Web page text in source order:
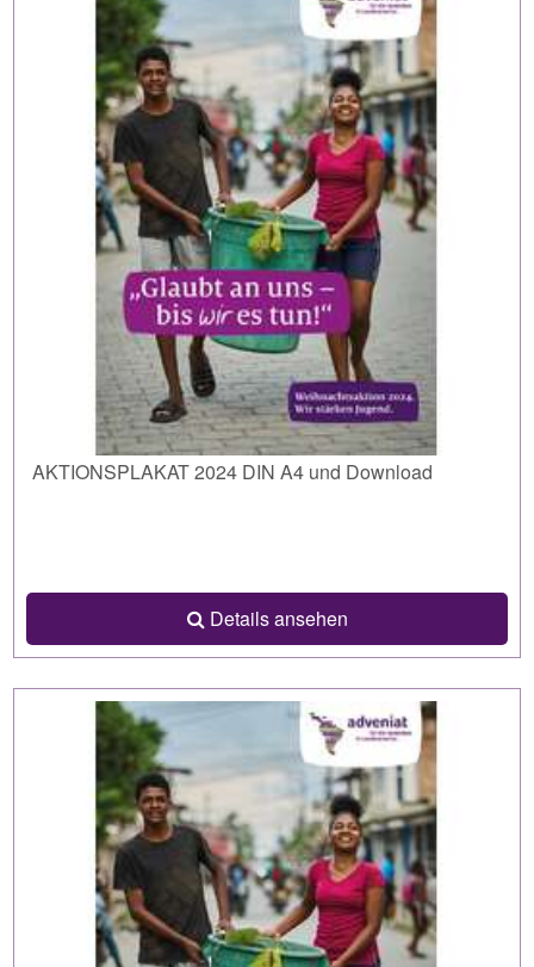
AKTIONSPLAKAT 2024 DIN A4 und Download
Details ansehen